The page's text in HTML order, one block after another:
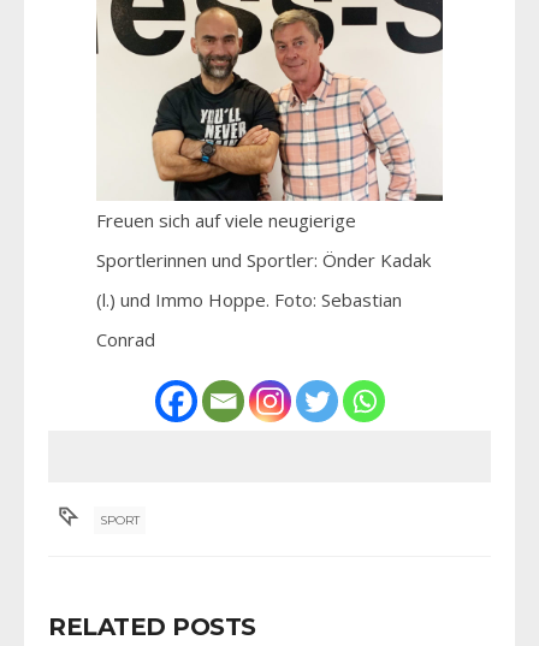
Freuen sich auf viele neugierige
Sportlerinnen und Sportler: Önder Kadak
(l.) und Immo Hoppe. Foto: Sebastian
Conrad
SPORT
RELATED POSTS